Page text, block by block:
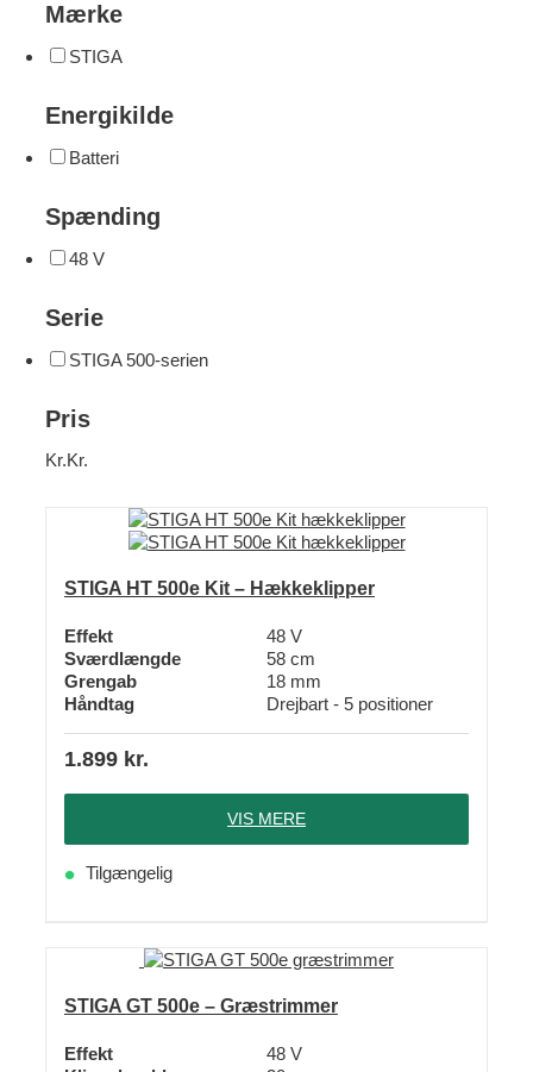
STIGA HT 500e Kit – Hækkeklipper
Effekt
48 V
Sværdlængde
58 cm
Grengab
18 mm
Håndtag
Drejbart - 5 positioner
1.899 kr.
VIS MERE
Tilgængelig
STIGA GT 500e – Græstrimmer
Effekt
48 V
Mærke
STIGA
Energikilde
Batteri
Spænding
48 V
Serie
STIGA 500-serien
Pris
Kr.Kr.